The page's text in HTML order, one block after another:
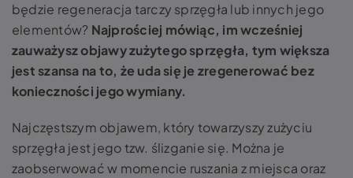
będzie regeneracja tarczy sprzęgła lub innych jego
elementów? Najprościej mówiąc, im wcześniej
zauważysz objawy zużytego sprzęgła, tym większa
jest szansa na to, że uda się je zregenerować bez
konieczności jego wymiany.
Najczęstszym objawem, który towarzyszy zużyciu
sprzęgła jest jego tzw. ślizganie się. Można je
zaobserwować w momencie ruszania z miejsca oraz